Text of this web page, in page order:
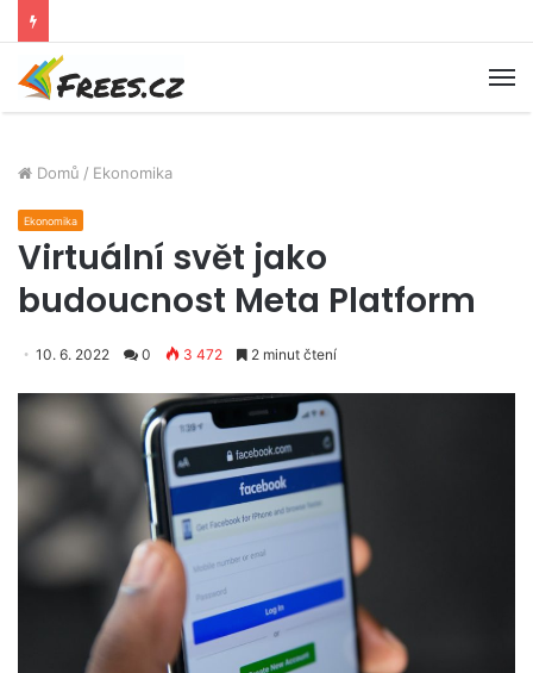
Domů / Ekonomika
Ekonomika
Virtuální svět jako
budoucnost Meta Platform
10. 6. 2022 0 3 472 2 minut čtení